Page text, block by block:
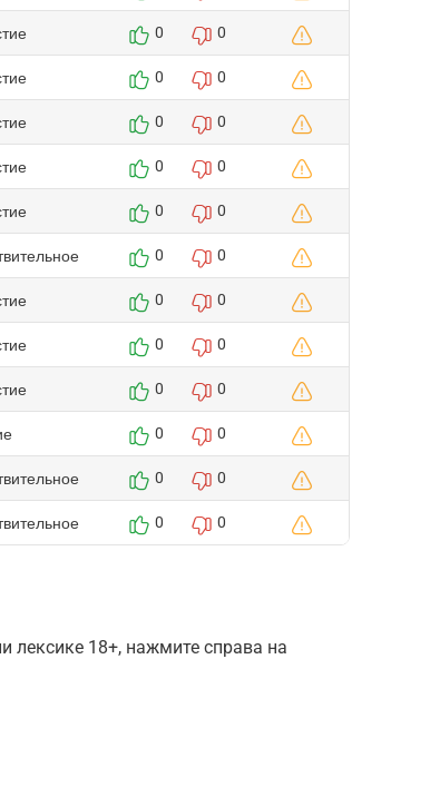
0 0
0 0
0 0
0 0
0 0
0 0
0 0
0 0
0 0
0 0
0 0
0 0
лексике 18+, нажмите справа на